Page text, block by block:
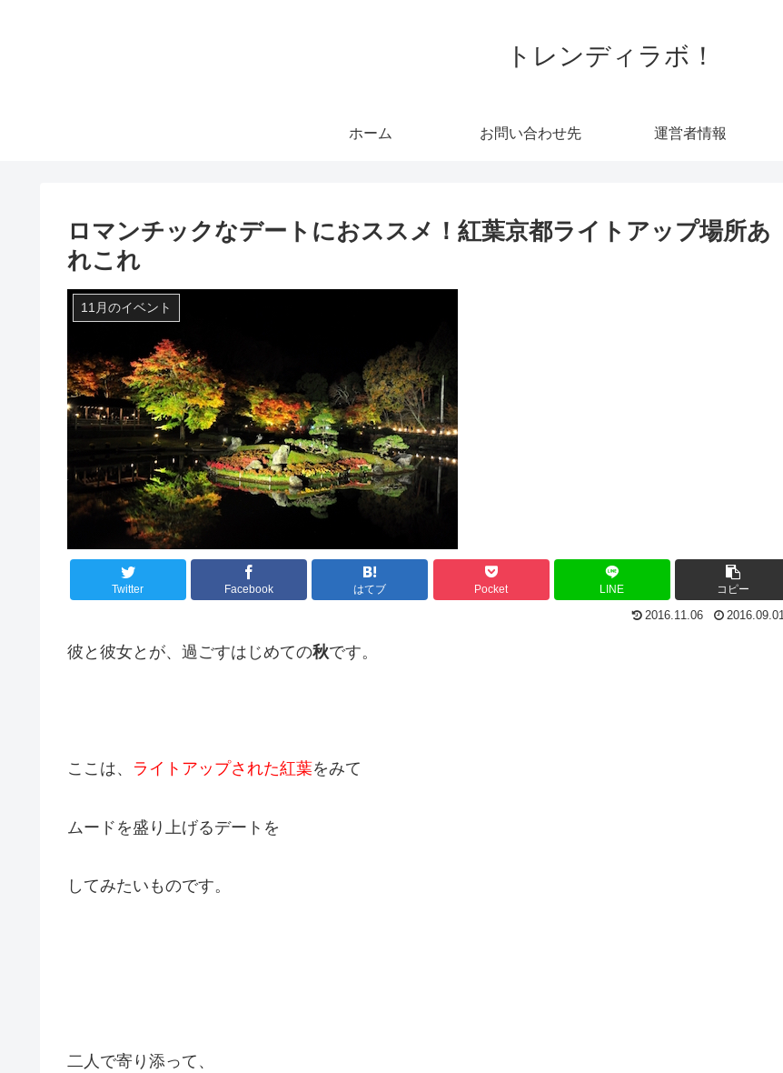
トレンディラボ！
ホーム お問い合わせ先 運営者情報
ロマンチックなデートにおススメ！紅葉京都ライトアップ場所あ
れこれ
11月のイベント
Twitter Facebook はてブ Pocket LINE コピー
2016.11.06 2016.09.01
彼と彼女とが、過ごすはじめての秋です。
ここは、 ライトアップされた紅葉をみて
ムードを盛り上げるデートを
してみたいものです。
二人で寄り添って、